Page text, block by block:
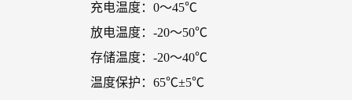
充电温度：0～45℃
放电温度：-20～50℃
存储温度：-20～40℃
温度保护：65℃±5℃